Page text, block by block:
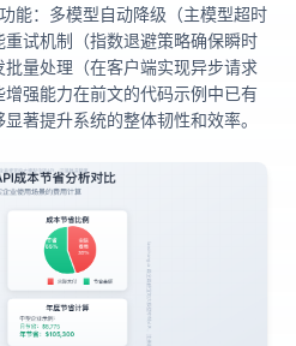
能：多模型自动降级（主模型超时
试机制（指数退避策略确保瞬时
量处理（在客户端实现异步请求
强能力在前文的代码示例中已有
著提升系统的整体韧性和效率。